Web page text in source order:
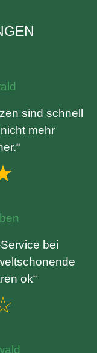
sind schnell
mehr
bei
ok“